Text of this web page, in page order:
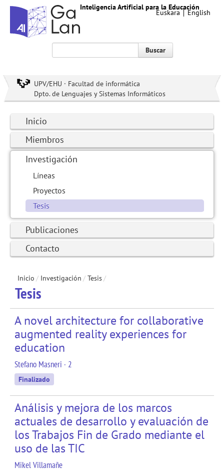
Inteligencia Artificial para la Educación
Euskara English
Buscar
UPV/EHU · Facultad de informática
Dpto. de Lenguajes y Sistemas Informáticos
Inicio
Miembros
Investigación
Líneas
Proyectos
Tesis
Publicaciones
Contacto
Inicio / Investigación / Tesis/
Tesis
A novel architecture for collaborative
augmented reality experiences for
education
Stefano Masneri · 2
Finalizado
Análisis y mejora de los marcos
actuales de desarrollo y evaluación de
los Trabajos Fin de Grado mediante el
uso de las TIC
Mikel Villamañe